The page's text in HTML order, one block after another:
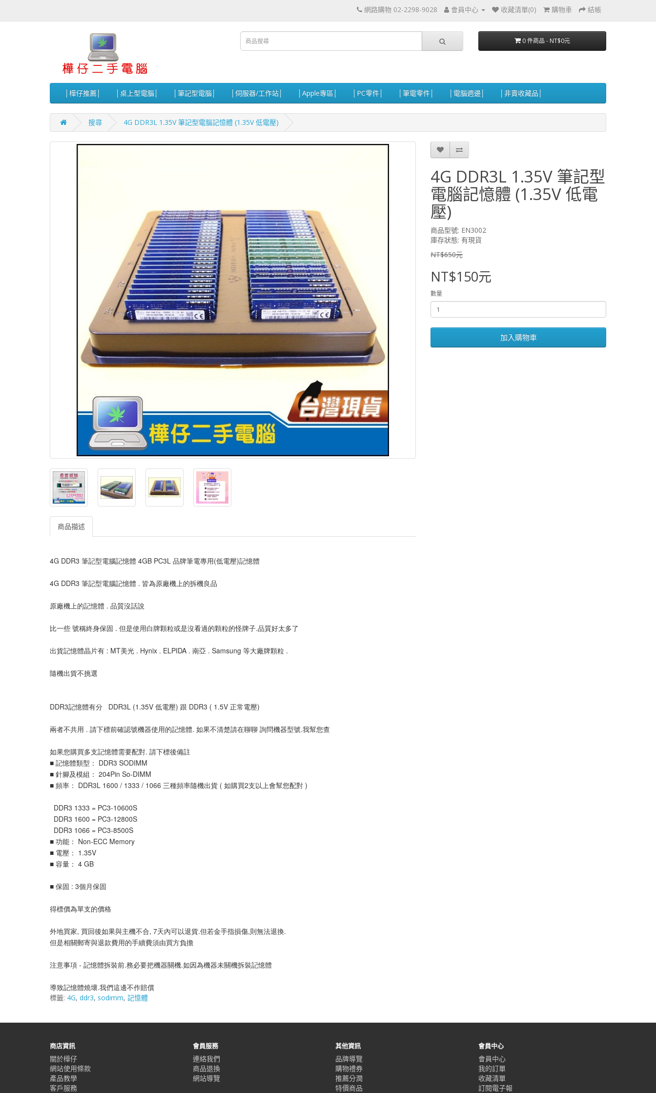
網路購物 02-2298-9028 會員中心 收藏清單(0) 購物車 結帳
0 件商品 - NT$0元
│樺仔推薦│ │桌上型電腦│ │筆記型電腦│ │伺服器/工作站│ │Apple專區│ │PC零件│ │筆電零件│ │電腦週邊│ │非賣收藏品│
搜尋 4G DDR3L 1.35V 筆記型電腦記憶體 (1.35V 低電壓)
商品描述
4G DDR3 筆記型電腦記憶體 4GB PC3L 品牌筆電專用(低電壓)記憶體
4G DDR3 筆記型電腦記憶體 . 皆為原廠機上的拆機良品
原廠機上的記憶體 . 品質沒話說
比一些 號稱終身保固 . 但是使用白牌顆粒或是沒看過的顆粒的怪牌子.品質好太多了
出貨記憶體晶片有 : MT美光 . Hynix . ELPIDA . 南亞 . Samsung 等大廠牌顆粒 .
隨機出貨不挑選
DDR3記憶體有分 DDR3L (1.35V 低電壓) 跟 DDR3 ( 1.5V 正常電壓)
兩者不共用 . 請下標前確認號機器使用的記憶體. 如果不清楚請在聊聊 詢問機器型號.我幫您查
如果您購買多支記憶體需要配對. 請下標後備註
■ 記憶體類型： DDR3 SODIMM
■ 針腳及模組： 204Pin So-DIMM
■ 頻率： DDR3L 1600 / 1333 / 1066 三種頻率隨機出貨 ( 如購買2支以上會幫您配對 )
DDR3 1333 = PC3-10600S
DDR3 1600 = PC3-12800S
DDR3 1066 = PC3-8500S
■ 功能： Non-ECC Memory
■ 電壓： 1.35V
■ 容量： 4 GB
■ 保固 : 3個月保固
得標價為單支的價格
外地買家, 買回後如果與主機不合, 7天內可以退貨.但若金手指損傷,則無法退換.
但是相關郵寄與退款費用的手續費須由買方負擔
注意事項 - 記憶體拆裝前.務必要把機器關機.如因為機器未關機拆裝記憶體
導致記憶體燒壞.我們這邊不作賠償
4G DDR3L 1.35V 筆記型
電腦記憶體 (1.35V 低電
壓)
商品型號: EN3002
庫存狀態: 有現貨
NT$650元
NT$150元
數量
加入購物車
標籤: 4G, ddr3, sodimm, 記憶體
商店資訊
關於樺仔
網站使用條款
產品教學
客戶服務
會員服務
連絡我們
商品退換
網站導覽
其他資訊
品牌導覽
購物禮券
推薦分潤
特價商品
會員中心
會員中心
我的訂單
收藏清單
訂閱電子報